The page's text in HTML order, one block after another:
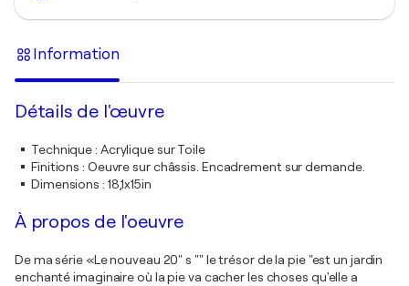
Information
Détails de l'œuvre
Technique: Acrylique sur Toile
Finitions : Oeuvre sur châssis. Encadrement sur demande.
Dimensions : 18,1x15in
À propos de l'oeuvre
De ma série «Le nouveau 20" s "" le trésor de la pie "est un jardin
enchanté imaginaire où la pie va cacher les choses qu'elle a